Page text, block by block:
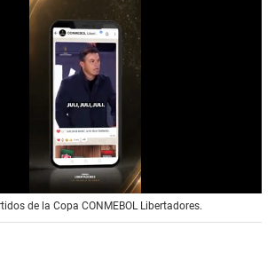
de la Copa CONMEBOL Libertadores.